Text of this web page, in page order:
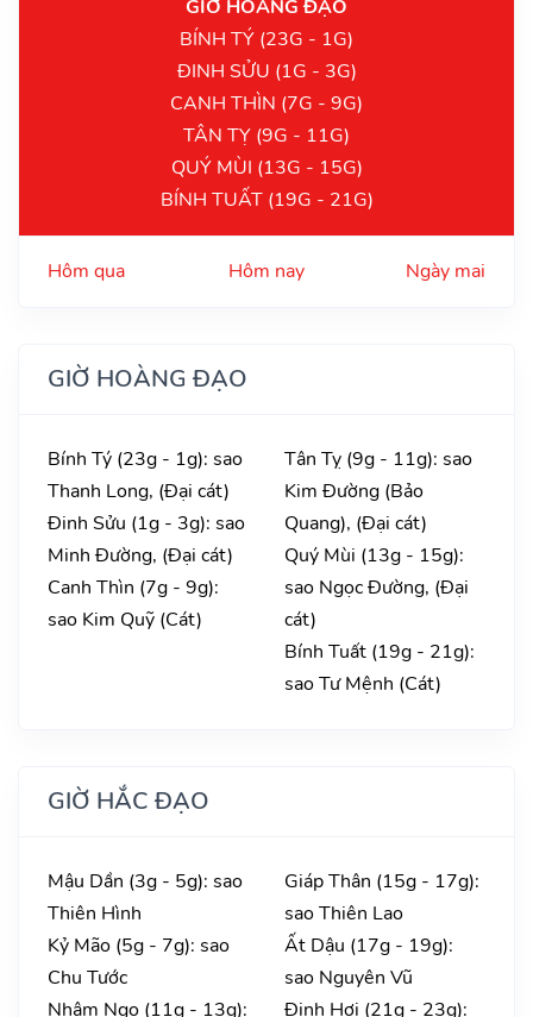
GIỜ HOÀNG ĐẠO
BÍNH TÝ (23G - 1G)
ĐINH SỬU (1G - 3G)
CANH THÌN (7G - 9G)
TÂN TỴ (9G - 11G)
QUÝ MÙI (13G - 15G)
BÍNH TUẤT (19G - 21G)
Hôm qua Hôm nay Ngày mai
GIỜ HOÀNG ĐẠO
Bính Tý (23g - 1g): sao
Thanh Long, (Đại cát)
Đinh Sửu (1g - 3g): sao
Minh Đường, (Đại cát)
Canh Thìn (7g - 9g):
sao Kim Quỹ (Cát)
Tân Tỵ (9g - 11g): sao
Kim Đường (Bảo
Quang), (Đại cát)
Quý Mùi (13g - 15g):
sao Ngọc Đường, (Đại
cát)
Bính Tuất (19g - 21g):
sao Tư Mệnh (Cát)
GIỜ HẮC ĐẠO
Mậu Dần (3g - 5g): sao
Thiên Hình
Kỷ Mão (5g - 7g): sao
Chu Tước
Nhâm Ngọ (11g - 13g):
Giáp Thân (15g - 17g):
sao Thiên Lao
Ất Dậu (17g - 19g):
sao Nguyên Vũ
Đinh Hợi (21g - 23g):